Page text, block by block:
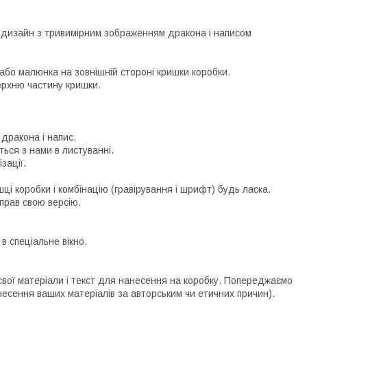
з тривимірним зображенням дракона і написом
малюнка на зовнішній стороні кришки коробки.
частину кришки.
і напис.
з нами в листуванні.
коробки і комбінацію (гравірування і шрифт) будь ласка.
свою версію.
спеціальне вікно.
матеріали і текст для нанесення на коробку. Попереджаємо
ваших матеріалів за авторським чи етичних причин).